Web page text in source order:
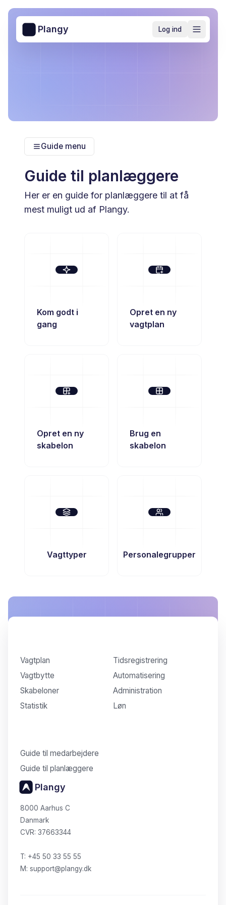
Plangy Log ind
Guide menu
Guide til planlæggere
Her er en guide for planlæggere til at få
mest muligt ud af Plangy.
Kom godt i
gang
Opret en ny
vagtplan
Opret en ny
skabelon
Brug en
skabelon
Vagttyper Personalegrupper
Plangy
8000 Aarhus C
Danmark
CVR: 37663344
T: +45 50 33 55 55
M: support@plangy.dk
Vagtplan
Vagtbytte
Skabeloner
Statistik
Tidsregistrering
Automatisering
Administration
Løn
Guide til medarbejdere
Guide til planlæggere